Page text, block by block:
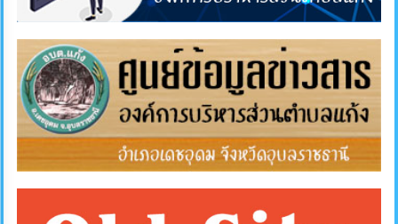
การ
ส่ง
เสริม
ความ
โปร่งใส
การ
จัด